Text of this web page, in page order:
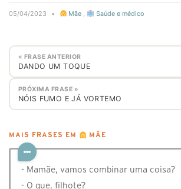
05/04/2023 • Mãe , Saúde e médico
« FRASE ANTERIOR
DANDO UM TOQUE
PRÓXIMA FRASE »
NÓIS FUMO E JÁ VORTEMO
MAIS FRASES EM MÃE
- Mamãe, vamos combinar uma coisa?
- O que, filhote?